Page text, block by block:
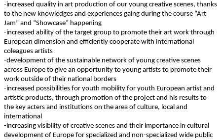
-increased quality in art production of our young creative scenes, thanks
to the new knowledges and experiences gaing during the course “Art
Jam” and “Showcase” happening
-increased ability of the target group to promote their art work through
European dimension and efficiently cooperate with international
coleagues artists
-development of the sustainable network of young creative scenes
across Europe to give an opportunity to young artists to promote their
work outside of their national borders
-increased possibilities for youth mobility for youth European artist and
artistic products, through promotion of the project and his results to
the key acters and institutions on the area of culture, local and
international
-increasing visibility of creative scenes and their importance in cultural
development of Europe for specialized and non-specialized wide public